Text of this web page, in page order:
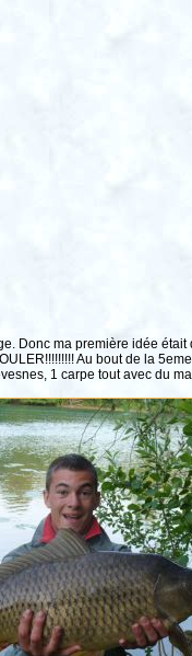
Donc ma première idée
Au bout de la
1 carpe tout avec du